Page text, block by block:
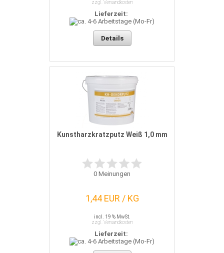
zzgl. Versandkosten
Lieferzeit:
Details
Kunstharzkratzputz Weiß 1,0 mm
0 Meinungen
1,44 EUR / KG
incl. 19 % MwSt.
zzgl. Versandkosten
Lieferzeit: